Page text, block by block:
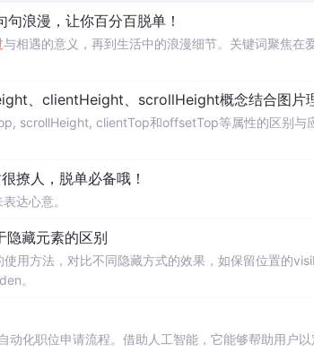
浪漫，让你百分百脱单！
与相遇的意义，再到生活中的浪漫细节。关键词聚焦在
、clientHeight、scrollHeight概念结合图片
scrollHeight, clientTop和offsetTop等属性的区别与
撩人，脱单必备哦！
达心意。
藏元素的区别
用方法，对比不同隐藏方式的效果，如保留位置的
。
化职位申请流程。借助人工智能，它能够帮助用户